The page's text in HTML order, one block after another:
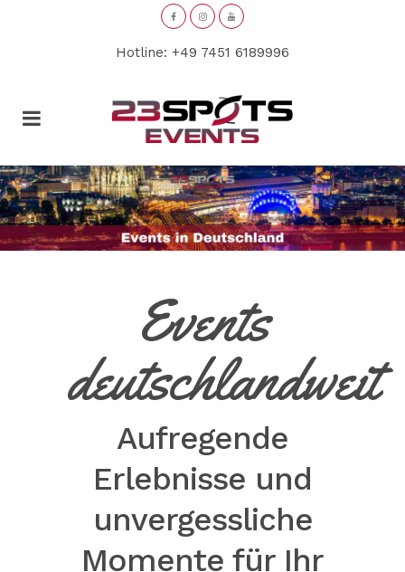
Hotline: +49 7451 6189996
Events
deutschlandweit
Aufregende
Erlebnisse und
unvergessliche
Momente für Ihr